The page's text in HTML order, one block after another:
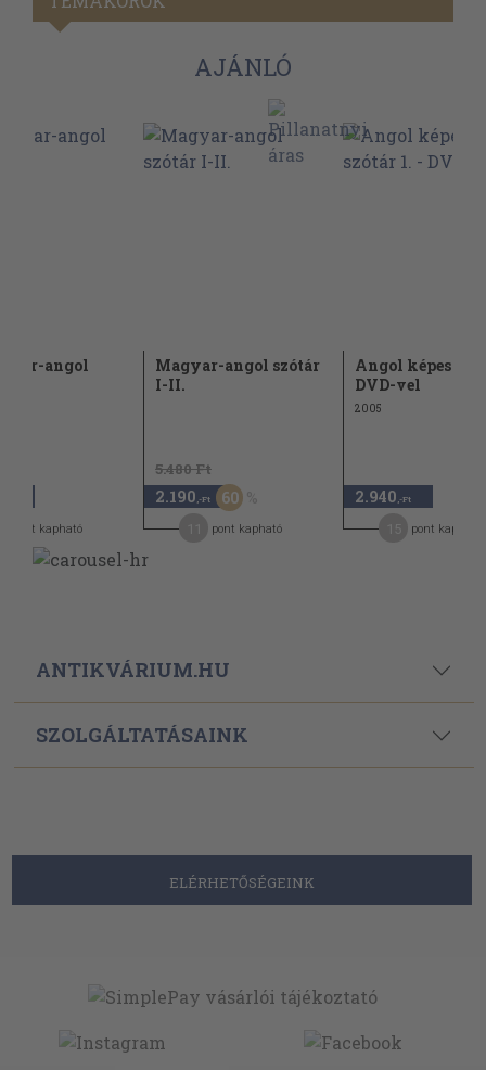
AJÁNLÓ
angol
pont kapható
Magyar-angol szótár
I-II.
5.480 Ft
2.190 ,-Ft 60
pont kapható
Angol képes
DVD-vel
2005
2.940 ,-Ft
pont kapható
ANTIKVÁRIUM.HU
SZOLGÁLTATÁSAINK
ELÉRHETŐSÉGEINK